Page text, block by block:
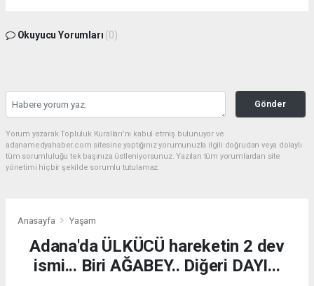
Okuyucu Yorumları (0)
Gönder
Yorum yazarak Topluluk Kuralları’nı kabul etmiş bulunuyor ve
adanamedyahaber.com sitesine yaptığınız yorumunuzla ilgili doğrudan veya dolaylı
tüm sorumluluğu tek başınıza üstleniyorsunuz. Yazılan tüm yorumlardan site
yönetimi hiçbir şekilde sorumlu tutulamaz.
Anasayfa Yaşam
Adana'da ÜLKÜCÜ hareketin 2 dev
ismi... Biri AĞABEY.. Diğeri DAYI...